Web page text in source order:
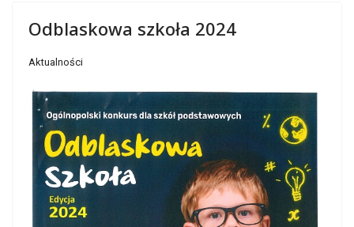
Odblaskowa szkoła 2024
Aktualności